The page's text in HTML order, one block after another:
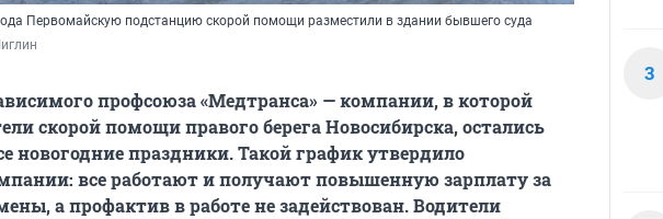
Первомайскую подстанцию скорой помощи разместили в здании бывшего суда
профсоюза «Медтранса» — компании, в которой
скорой помощи правого берега Новосибирска, остались
новогодние праздники. Такой график утвердило
все работают и получают повышенную зарплату за
а профактив в работе не задействован. Водители
3